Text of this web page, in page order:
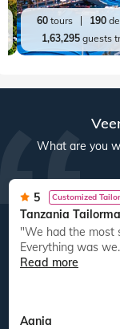
60 tours 190
1,63,295guests
What are you
5 Customized
Tanzania
"We had the most seamless experience.
Everything was
Read more
Aania